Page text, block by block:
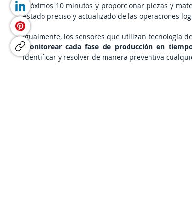
próximos 10 minutos y proporcionar piezas y
estado preciso y actualizado de las operaciones
monitorear cada fase de producción en
identificar y resolver de manera preventiva